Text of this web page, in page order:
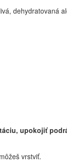
dehydratovaná
upokojiť
vrstviť.